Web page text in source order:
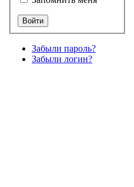
Забыли пароль?
Забыли логин?